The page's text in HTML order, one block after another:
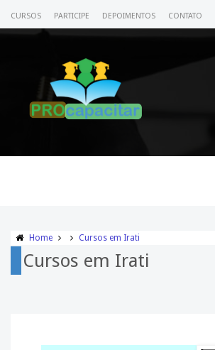
CURSOS PARTICIPE DEPOIMENTOS CONTATO
Home Cursos em Irati
Cursos em Irati